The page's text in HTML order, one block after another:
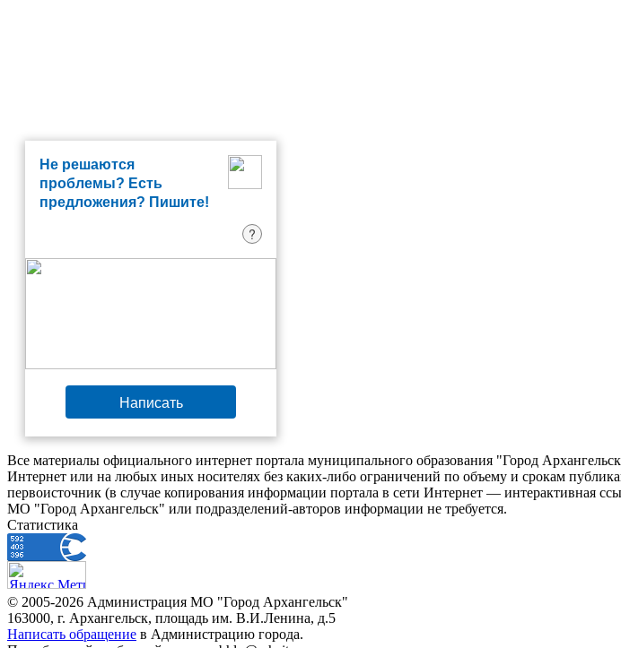
Не решаются
проблемы? Есть
предложения? Пишите!
?
Написать
Все материалы официального интернет портала муниципального образования "Город
Интернет или на любых иных носителях без каких-либо ограничений по объему и срокам
первоисточник (в случае копирования информации портала в сети Интернет — интерактивная
МО "Город Архангельск" или подразделений-авторов информации не требуется.
Статистика
© 2005-2026 Администрация МО "Город Архангельск"
163000, г. Архангельск, площадь им. В.И.Ленина, д.5
Написать обращение в Администрацию города.